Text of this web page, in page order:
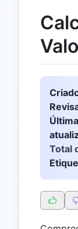
Última
Total